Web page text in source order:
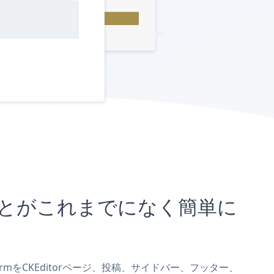
これまでになく簡単に
CKEditorページ、投稿、サイドバー、フッター、